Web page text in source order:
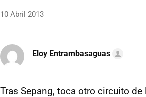
10 Abril 2013
Eloy Entrambasaguas
Tras Sepang, toca otro circuito